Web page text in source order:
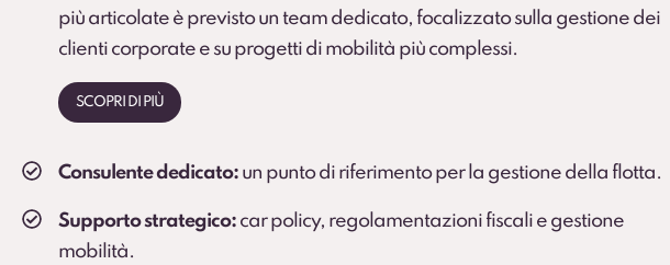
più articolate è previsto un team dedicato, focalizzato sulla gestione dei
clienti corporate e su progetti di mobilità più complessi.
SCOPRI DI PIÙ
Consulente dedicato: un punto di riferimento per la gestione della flotta.
Supporto strategico: car policy, regolamentazioni fiscali e gestione
mobilità.